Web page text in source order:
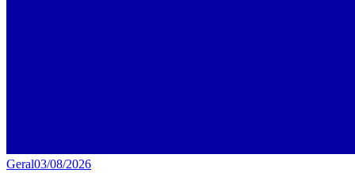
Geral03/08/2026